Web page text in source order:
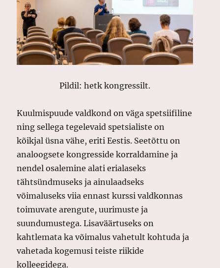
Pildil: hetk kongressilt.
Kuulmispuude valdkond on väga spetsiifiline
ning sellega tegelevaid spetsialiste on
kõikjal üsna vähe, eriti Eestis. Seetõttu on
analoogsete kongresside korraldamine ja
nendel osalemine alati erialaseks
tähtsündmuseks ja ainulaadseks
võimaluseks viia ennast kurssi valdkonnas
toimuvate arengute, uurimuste ja
suundumustega. Lisaväärtuseks on
kahtlemata ka võimalus vahetult kohtuda ja
vahetada kogemusi teiste riikide
kolleegidega.